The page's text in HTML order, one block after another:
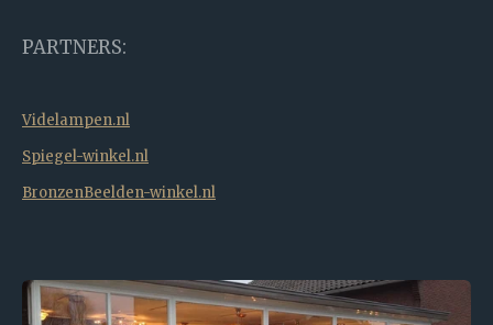
PARTNERS:
Videlampen.nl
Spiegel-winkel.nl
BronzenBeelden-winkel.nl